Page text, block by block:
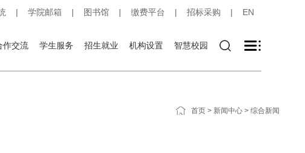
| 学院邮箱 | 图书馆 | 缴费平台 | 招标采购 | EN
作交流 学生服务 招生就业 机构设置 智慧校园
首页 > 新闻中心 > 综合新闻